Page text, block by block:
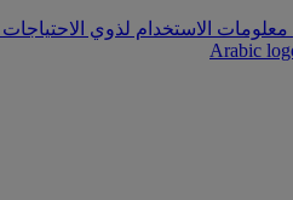
معلومات الاستخدام لذوي